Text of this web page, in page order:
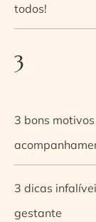
todos!
3
3 bons
3 dicas
gestante